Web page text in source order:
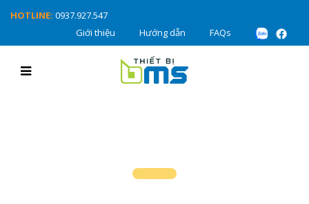
HOTLINE: 0937.927.547
Giới thiệu
Hướng dẫn FAQs